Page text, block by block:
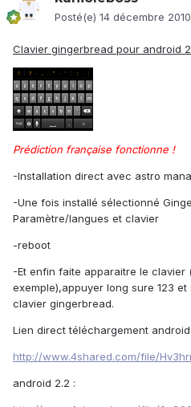
Posté(e) 14 décembre 2010
Clavier gingerbread pour android
Prédiction française fonctionne !
-Installation direct avec astro
-Une fois installé sélectionné
Paramètre/langues et clavier
-reboot
-Et enfin faite apparaitre le clavier
exemple),appuyer long sure 123
clavier gingerbread.
Lien direct téléchargement android
http://www.4shared.com/file/
android 2.2 :